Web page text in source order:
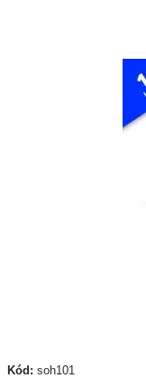
Kód: soh101